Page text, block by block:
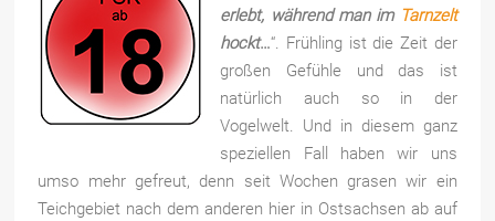
erlebt, während man im Tarnzelt
hockt…“. Frühling ist die Zeit der
großen Gefühle und das ist
natürlich auch so in der
Vogelwelt. Und in diesem ganz
speziellen Fall haben wir uns
umso mehr gefreut, denn seit Wochen grasen wir ein
Teichgebiet nach dem anderen hier in Ostsachsen ab auf